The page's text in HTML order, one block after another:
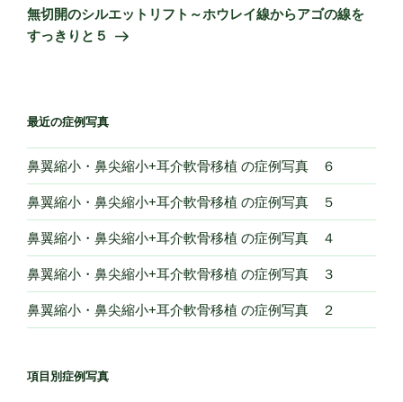
ー
シ
の
投
無切開のシルエットリフト～ホウレイ線からアゴの線を
すっきりと５
最近の症例写真
鼻翼縮小・鼻尖縮小+耳介軟骨移植 の症例写真 ６
鼻翼縮小・鼻尖縮小+耳介軟骨移植 の症例写真 ５
鼻翼縮小・鼻尖縮小+耳介軟骨移植 の症例写真 ４
鼻翼縮小・鼻尖縮小+耳介軟骨移植 の症例写真 ３
鼻翼縮小・鼻尖縮小+耳介軟骨移植 の症例写真 ２
項目別症例写真